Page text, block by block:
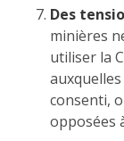
Des
minières
utiliser la
consenti,
opposées